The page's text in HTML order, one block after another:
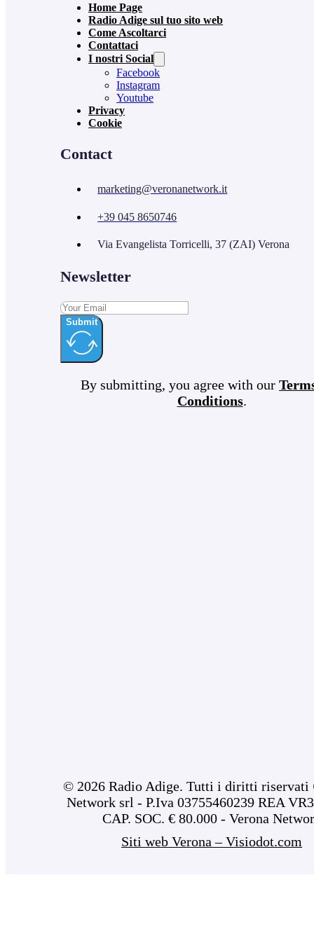
Home Page
Radio Adige sul tuo sito web
Come Ascoltarci
Contattaci
I nostri Social
Facebook
Instagram
Youtube
Privacy
Cookie
Contact
marketing@veronanetwork.it
+39 045 8650746
Via Evangelista Torricelli, 37 (ZAI) Verona
Newsletter
Submit
By submitting, you agree with our
Conditions.
© 2026 Radio Adige. Tutti i diritti riservati
Network srl - P.Iva 03755460239 REA
CAP. SOC. € 80.000 - Verona
Siti web Verona – Visiodot.com